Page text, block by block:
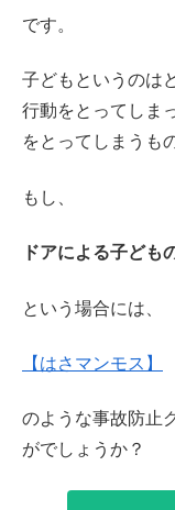
です。
子どもというのは
行動をとってしま
をとってしまうも
もし、
ドアによる子ども
という場合には、
【はさマンモス】
のような事故防止
がでしょうか？